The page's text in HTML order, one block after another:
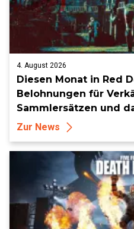
4. August 2026
Diesen Monat in Red
Belohnungen für
Sammlersätzen und
Sammlerstücken, in
Zur News